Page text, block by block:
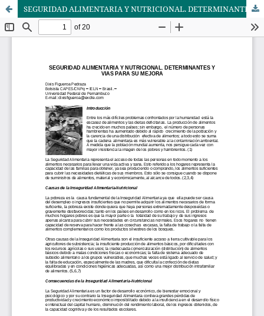
SEGURIDAD ALIMENTARIA Y NUTRICIONAL. DETERMINANTES Y VIAS PARA SU MEJORA